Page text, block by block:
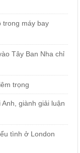
trong máy bay
Tây Ban Nha chỉ
trọng
giành giải luận
tình ở London